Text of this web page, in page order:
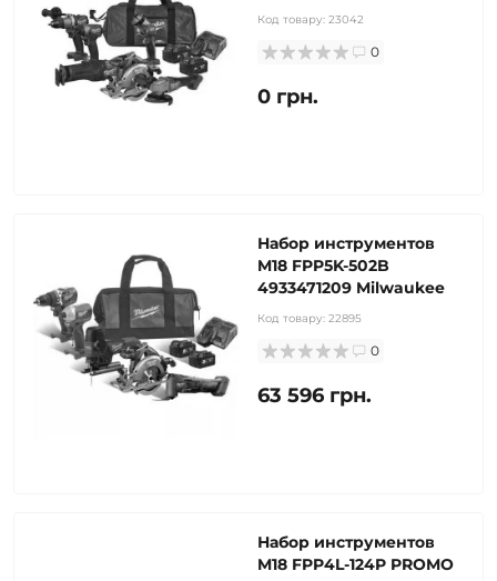
Код товару: 23042
0
0 грн.
Набор инструментов
M18 FPP5K-502B
4933471209 Milwaukee
Код товару: 22895
0
63 596 грн.
Набор инструментов
M18 FPP4L-124P PROMO